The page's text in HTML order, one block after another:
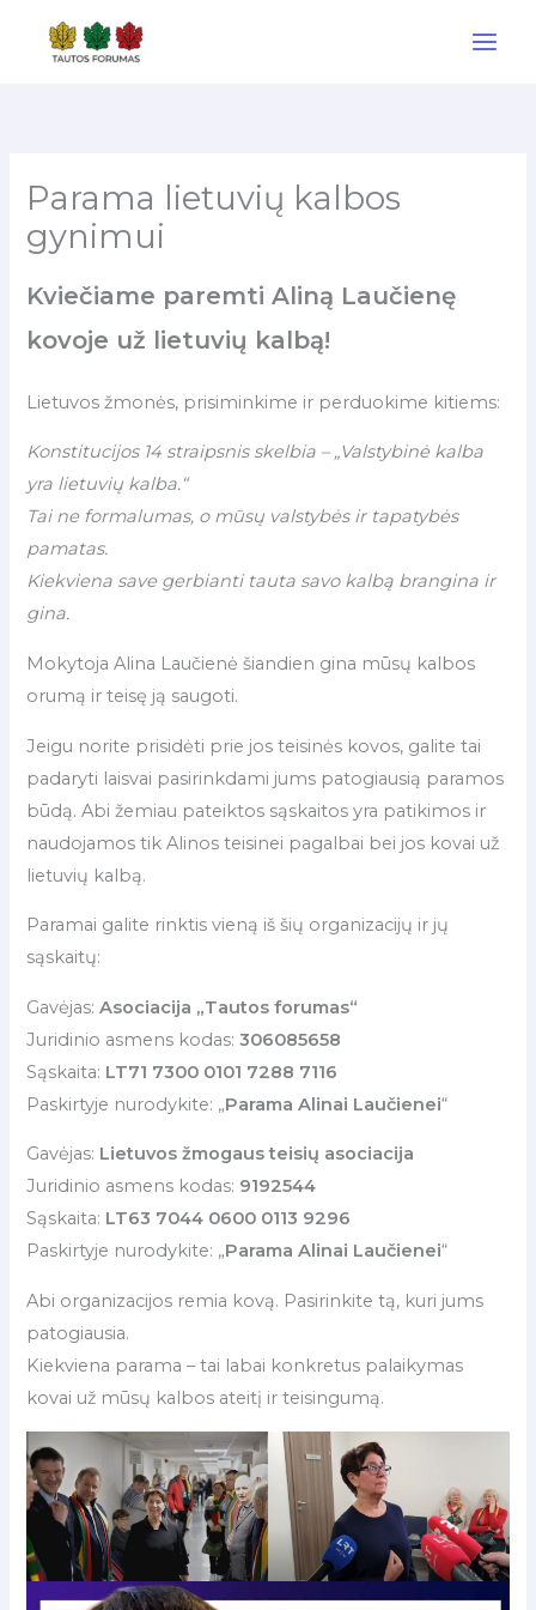
Parama lietuvių kalbos
gynimui
Kviečiame paremti Aliną Laučienę
kovoje už lietuvių kalbą!
Lietuvos žmonės, prisiminkime ir perduokime kitiems:
Konstitucijos 14 straipsnis skelbia – „Valstybinė kalba
yra lietuvių kalba.“
Tai ne formalumas, o mūsų valstybės ir tapatybės
pamatas.
Kiekviena save gerbianti tauta savo kalbą brangina ir
gina.
Mokytoja Alina Laučienė šiandien gina mūsų kalbos
orumą ir teisę ją saugoti.
Jeigu norite prisidėti prie jos teisinės kovos, galite tai
padaryti laisvai pasirinkdami jums patogiausią paramos
būdą. Abi žemiau pateiktos sąskaitos yra patikimos ir
naudojamos tik Alinos teisinei pagalbai bei jos kovai už
lietuvių kalbą.
Paramai galite rinktis vieną iš šių organizacijų ir jų
sąskaitų:
Gavėjas:Asociacija „Tautos forumas“
Juridinio asmens kodas:306085658
Sąskaita: LT71 7300 0101 7288 7116
Paskirtyje nurodykite: „Parama Alinai Laučienei“
Gavėjas: Lietuvos žmogaus teisių asociacija
Juridinio asmens kodas: 9192544
Sąskaita: LT63 7044 0600 0113 9296
Paskirtyje nurodykite: „Parama Alinai Laučienei“
Abi organizacijos remia kovą. Pasirinkite tą, kuri jums
patogiausia.
Kiekviena parama – tai labai konkretus palaikymas
kovai už mūsų kalbos ateitį ir teisingumą.